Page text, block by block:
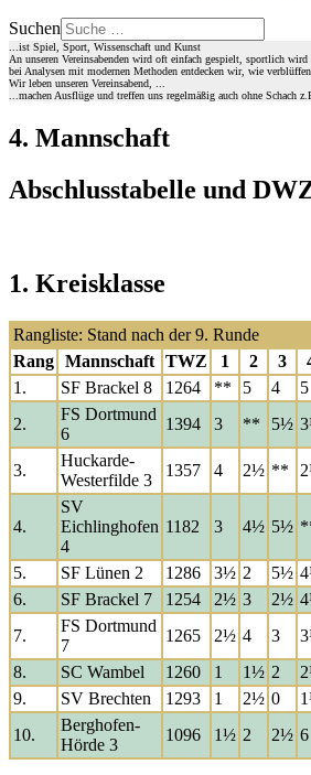
Suchen
...ist Spiel, Sport, Wissenschaft und Kunst
An unseren Vereinsabenden wird oft einfach gespielt, sportlich
bei Analysen mit modernen Methoden entdecken wir, wie
Wir leben unseren Vereinsabend, ...
...machen Ausflüge und treffen uns regelmäßig auch ohne Schach
4. Mannschaft
Abschlusstabelle und
1. Kreisklasse
Rangliste: Stand nach der 9. Runde
Rang Mannschaft TWZ 1 2 3
1.
SF Brackel 8 1264 ** 5 4 5
2.
FS Dortmund
6
1394 3 ** 5½
3.
Huckarde-
Westerfilde 3
1357 4 2½ **
4.
SV
Eichlinghofen
4
1182 3 4½ 5½
5. SF Lünen 2 1286 3½ 2 5½
6.
SF Brackel 7 1254 2½ 3 2½
7.
FS Dortmund
7
1265 2½ 4 3
8.
SC Wambel 1260 1 1½ 2
9.
SV Brechten 1293 1 2½ 0
10.
Berghofen-
Hörde 3
1096 1½ 2 2½ 6